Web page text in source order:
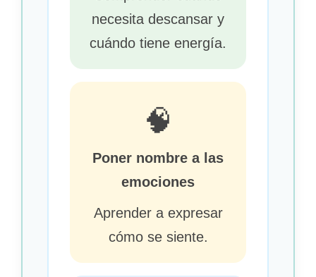
necesita descansar y
cuándo tiene energía.
🧠
Poner nombre a las
emociones
Aprender a expresar
cómo se siente.